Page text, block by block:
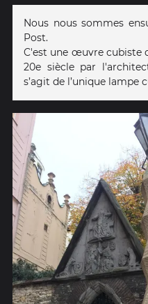
Nous nous sommes
Post.
C'est une œuvre cubiste
20e siècle par
s’agit de l’unique lampe